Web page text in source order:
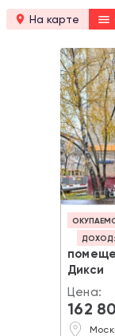
На карте
ДОХОД:
Дикси
Цена:
162